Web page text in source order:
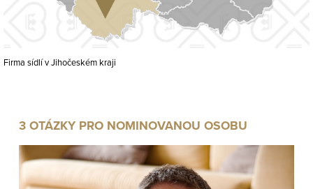
Firma sídlí v Jihočeském kraji
3 OTÁZKY PRO NOMINOVANOU OSOBU